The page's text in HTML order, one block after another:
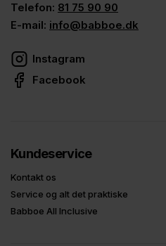
Telefon: 81 75 90 90
E-mail: info@babboe.dk
Instagram
Facebook
Kundeservice
Kontakt os
Service og alt det praktiske
Babboe All Inclusive